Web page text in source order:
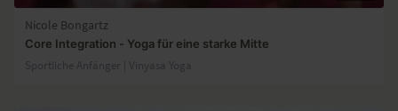
Nicole Bongartz
Core Integration - Yoga für eine starke Mitte
Sportliche Anfänger | Vinyasa Yoga